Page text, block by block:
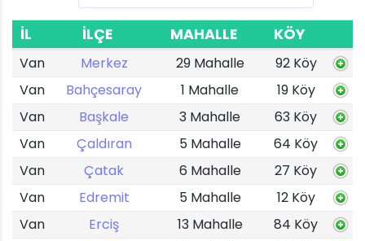
İL İLÇE MAHALLE KÖY
Van Merkez 29 Mahalle
92 Köy
Van
Bahçesaray 1 Mahalle
19 Köy
Van
Başkale 3 Mahalle
63 Köy
Van
Çaldıran 5 Mahalle
64 Köy
Van
Çatak 6 Mahalle
27 Köy
Van
Edremit 5 Mahalle
12 Köy
Van
Erciş 13 Mahalle
84 Köy